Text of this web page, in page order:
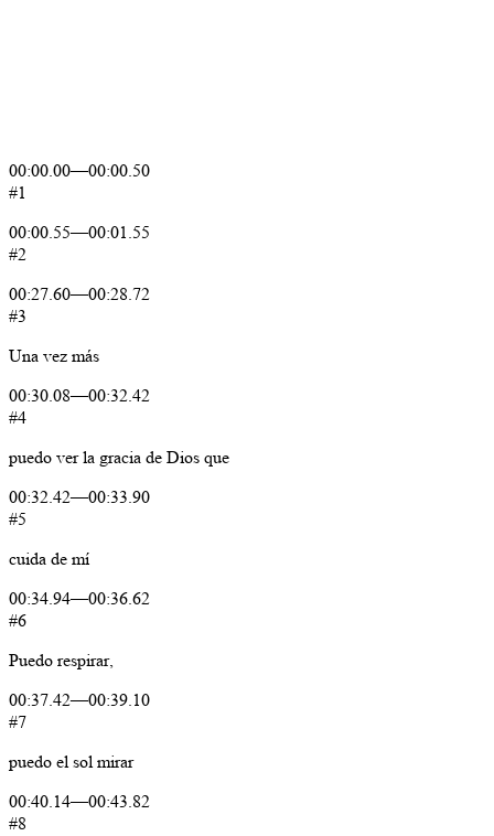
00:00.00—00:00.50
#1
00:00.55—00:01.55
#2
00:27.60—00:28.72
#3
Una vez más
00:30.08—00:32.42
#4
puedo ver la gracia de Dios que
00:32.42—00:33.90
#5
cuida de mí
00:34.94—00:36.62
#6
Puedo respirar,
00:37.42—00:39.10
#7
puedo el sol mirar
00:40.14—00:43.82
#8